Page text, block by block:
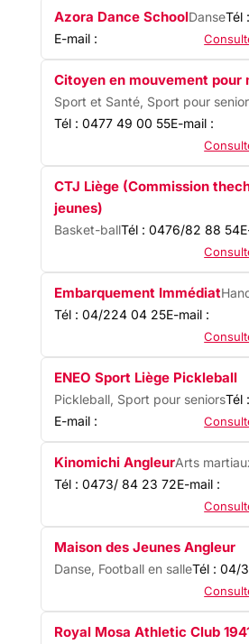
Azora Dance SchoolDanseTél
E-mail :
Citoyen en mouvement pour
Sport et Santé, Sport pour
Tél : 0477 49 00 55E-mail :
CTJ Liège (Commission
jeunes)
Basket-ballTél : 0476/82 88 54
Embarquement Immédiat
Tél : 04/224 04 25E-mail :
ENEO Sport Liège Pickleball
Pickleball, Sport pour seniorsTél
E-mail :
Kinomichi AngleurArts
Tél : 0473/ 84 23 72E-mail :
Maison des Jeunes Angleur
Danse, Football en salleTél : 04/
Royal Mosa Athletic Club